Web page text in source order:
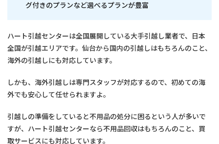
グ付きのプランなど選べるプランが豊富
ハート引越センターは全国展開している大手引越し業者で、日本
全国が引越エリアです。仙台から国内の引越しはもちろんのこと、
海外の引越しにも対応しています。
しかも、海外引越しは専門スタッフが対応するので、初めての海
外でも安心して任せられますよ。
引越しの準備をしていると不用品の処分に困るという人が多いで
すが、ハート引越センターなら不用品回収はもちろんのこと、買
取サービスにも対応しています。